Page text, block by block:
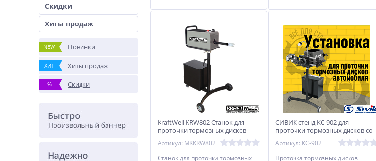
Скидки
Хиты продаж
NEW Новинки
ХИТ Хиты продаж
% Скидки
KraftWell KRW802 Станок для
проточки тормозных дисков
легковых автомобилей без
снятия
Артикул: MKKRW802
Станок для проточки тормозных
СИВИК стенд КС-902 для
проточки тормозных дисков со
Артикул: КС-902
Проточка тормозных дисков